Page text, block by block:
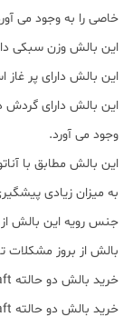
خاصی را به وجود می
این بالش وزن سبکی
این بالش دارای پر
این بالش دارای
وجود می آورد.
این بالش مطابق با
به میزان زیادی
جنس رویه این بالش
بالش از بروز مشکلات
خرید بالش دو حالته Hovercraft